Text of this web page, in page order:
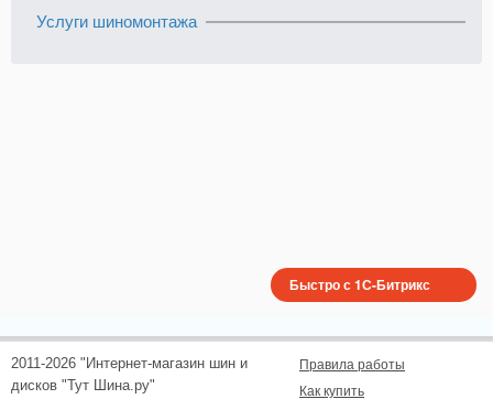
Услуги шиномонтажа
2011-2026 "Интернет-магазин шин и
дисков "Тут Шина.ру"
Правила работы
Как купить
Быстро с 1С-Битрикс